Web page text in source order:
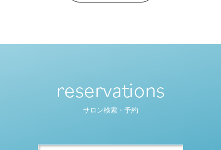
reservations
サロン検索・予約